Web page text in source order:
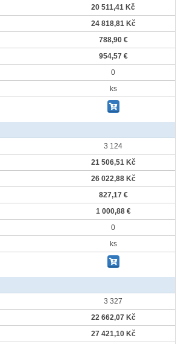
20 511,41 Kč
24 818,81 Kč
788,90 €
954,57 €
0
ks
3 124
21 506,51 Kč
26 022,88 Kč
827,17 €
1 000,88 €
0
ks
3 327
22 662,07 Kč
27 421,10 Kč